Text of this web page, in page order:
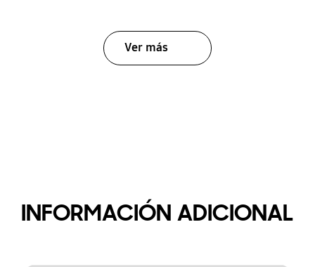
Ver más
INFORMACIÓN ADICIONAL